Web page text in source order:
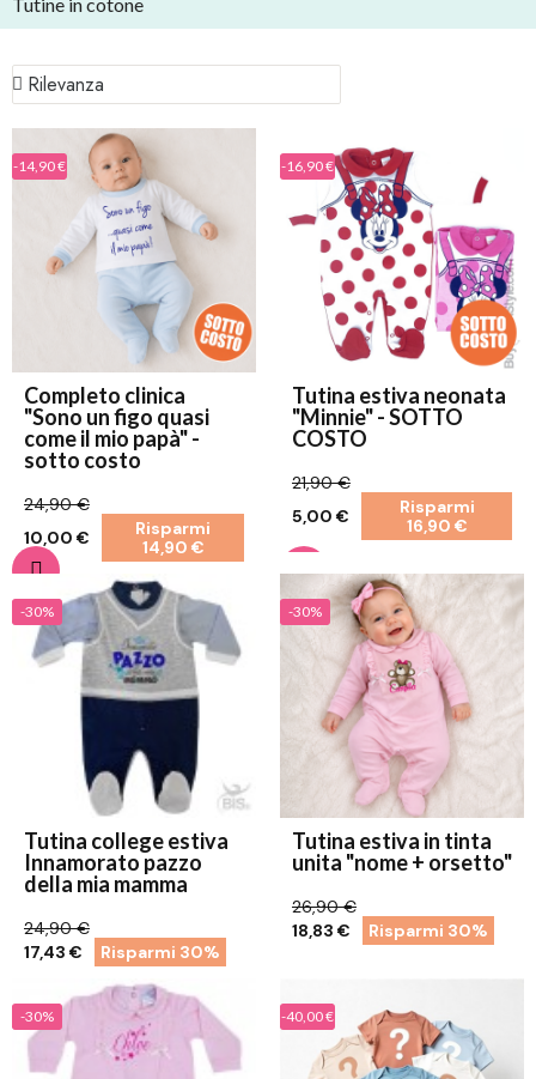
-14,90 €
Completo clinica
"Sono un figo quasi
come il mio papà" -
sotto costo
24,90 €
10,00 €
Risparmi
14,90 €
-16,90 €
Tutina estiva neonata
"Minnie" - SOTTO
COSTO
21,90 €
5,00 €
Risparmi
16,90 €
-30%
Tutina college estiva
Innamorato pazzo
della mia mamma
24,90 €
17,43 €
Risparmi 30%
-30%
Tutina estiva in tinta
unita "nome + orsetto"
26,90 €
18,83 €
Risparmi 30%
-30% -40,00 €